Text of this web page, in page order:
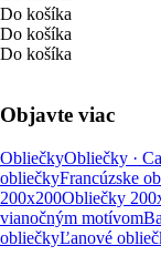
Do košíka
Do košíka
Do košíka
Objavte viac
ObliečkyObliečky ·
obliečkyFrancúzske
200x200Obliečky
vianočným motívom
obliečkyĽanové